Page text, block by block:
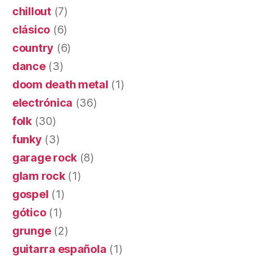
chillout(7)
clásico (6)
country (6)
dance(3)
doom death metal (1)
electrónica (36)
folk(30)
funky (3)
garage rock (8)
glam rock(1)
gospel (1)
gótico(1)
grunge(2)
guitarra española (1)